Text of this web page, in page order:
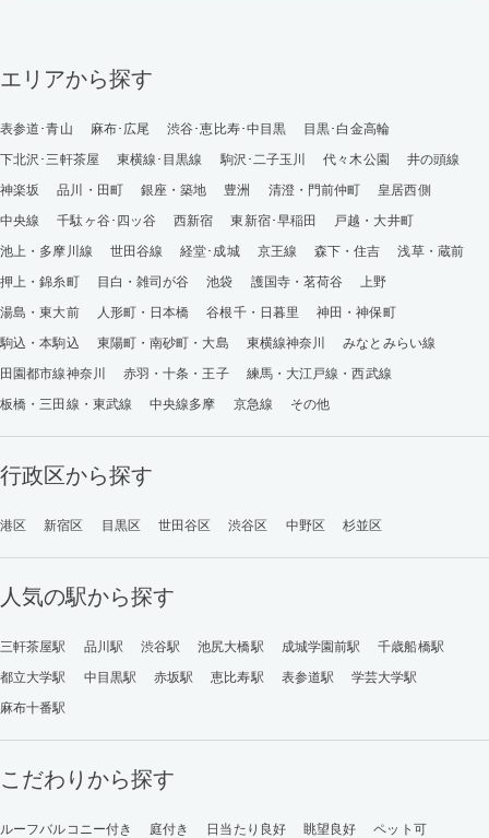
エリアから探す
表参道･青山 麻布･広尾 渋谷･恵比寿･中目黒
目黒･白金高輪
下北沢･三軒茶屋
東横線･目黒線 駒沢･二子玉川 代々木公園
井の頭線
神楽坂
品川・田町 銀座・築地 豊洲 清澄・門前仲町
皇居西側
中央線
千駄ヶ谷･四ッ谷 西新宿 東新宿･早稲田
戸越・大井町
池上・多摩川線
世田谷線 経堂･成城 京王線 森下・住吉
浅草・蔵前
押上・錦糸町
目白・雑司が谷 池袋 護国寺・茗荷谷
上野
湯島・東大前
人形町・日本橋 谷根千・日暮里
神田・神保町
駒込・本駒込
東陽町・南砂町・大島 東横線神奈川
みなとみらい線
田園都市線神奈川
赤羽・十条・王子
練馬・大江戸線・西武線
板橋・三田線・東武線
中央線多摩 京急線 その他
行政区から探す
港区 新宿区 目黒区 世田谷区 渋谷区 中野区 杉並区
人気の駅から探す
三軒茶屋駅 品川駅 渋谷駅 池尻大橋駅 成城学園前駅
千歳船橋駅
都立大学駅
中目黒駅 赤坂駅 恵比寿駅 表参道駅
学芸大学駅
麻布十番駅
こだわりから探す
ルーフバルコニー付き 庭付き 日当たり良好 眺望良好
ペット可